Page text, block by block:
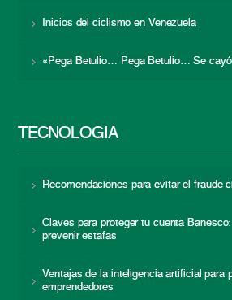
Inicios del ciclismo en Venezuela
«Pega Betulio… Pega Betulio… Se cayó
TECNOLOGÍA
Recomendaciones para evitar el fraude
Claves para proteger tu cuenta
prevenir estafas
Ventajas de la inteligencia artificial para
emprendedores